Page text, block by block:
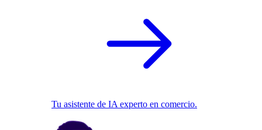
Tu asistente de IA experto en comercio.